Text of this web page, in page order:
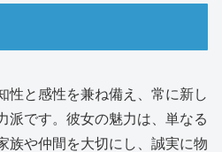
性と感性を兼ね備え、常に新し
派です。彼女の魅力は、単なる
族や仲間を大切にし、誠実に物